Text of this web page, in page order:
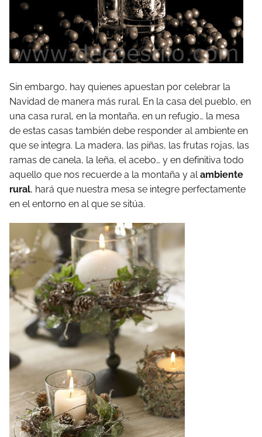
Sin embargo, hay quienes apuestan por celebrar la
Navidad de manera más rural. En la casa del pueblo, en
una casa rural, en la montaña, en un refugio… la mesa
de estas casas también debe responder al ambiente en
que se integra. La madera, las piñas, las frutas rojas, las
ramas de canela, la leña, el acebo… y en definitiva todo
aquello que nos recuerde a la montaña y alambiente
rural, hará que nuestra mesa se integre perfectamente
en el entorno en al que se sitúa.